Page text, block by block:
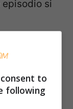
episodio si
to
following